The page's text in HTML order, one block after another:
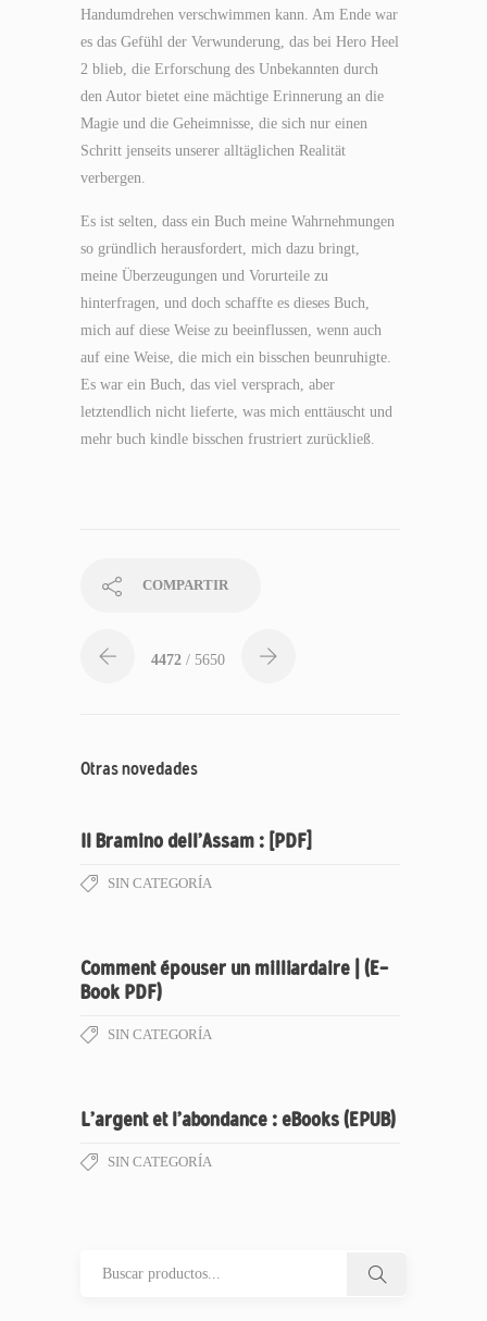
Handumdrehen verschwimmen kann. Am Ende war
es das Gefühl der Verwunderung, das bei Hero Heel
2 blieb, die Erforschung des Unbekannten durch
den Autor bietet eine mächtige Erinnerung an die
Magie und die Geheimnisse, die sich nur einen
Schritt jenseits unserer alltäglichen Realität
verbergen.
Es ist selten, dass ein Buch meine Wahrnehmungen
so gründlich herausfordert, mich dazu bringt,
meine Überzeugungen und Vorurteile zu
hinterfragen, und doch schaffte es dieses Buch,
mich auf diese Weise zu beeinflussen, wenn auch
auf eine Weise, die mich ein bisschen beunruhigte.
Es war ein Buch, das viel versprach, aber
letztendlich nicht lieferte, was mich enttäuscht und
mehr buch kindle bisschen frustriert zurückließ.
COMPARTIR
4472 / 5650
Otras novedades
Il Bramino dell’Assam : [PDF]
SIN CATEGORÍA
Comment épouser un milliardaire | (E-
Book PDF)
SIN CATEGORÍA
L’argent et l’abondance : eBooks (EPUB)
SIN CATEGORÍA